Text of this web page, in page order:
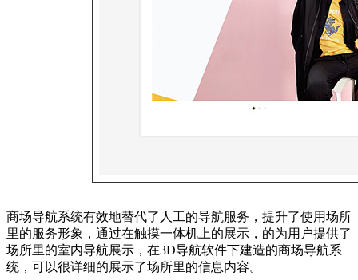
商场导航系统有效地替代了人工的导航服务，提升了使用场所
里的服务形象，通过在触摸一体机上的展示，的为用户提供了
场所里的室内导航展示，在3D导航软件下建造的商场导航系
统，可以很详细的展示了场所里的信息内容。